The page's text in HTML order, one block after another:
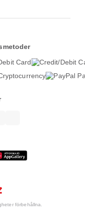
förbehållna.